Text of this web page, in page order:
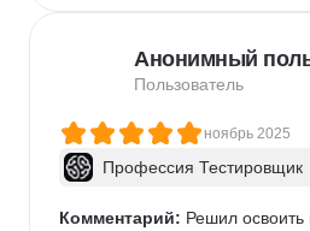
практике работа над
больше времени, чем длится
Анонимный
Пользователь
ноябрь 2025
Профессия Тестировщик
Комментарий: Решил